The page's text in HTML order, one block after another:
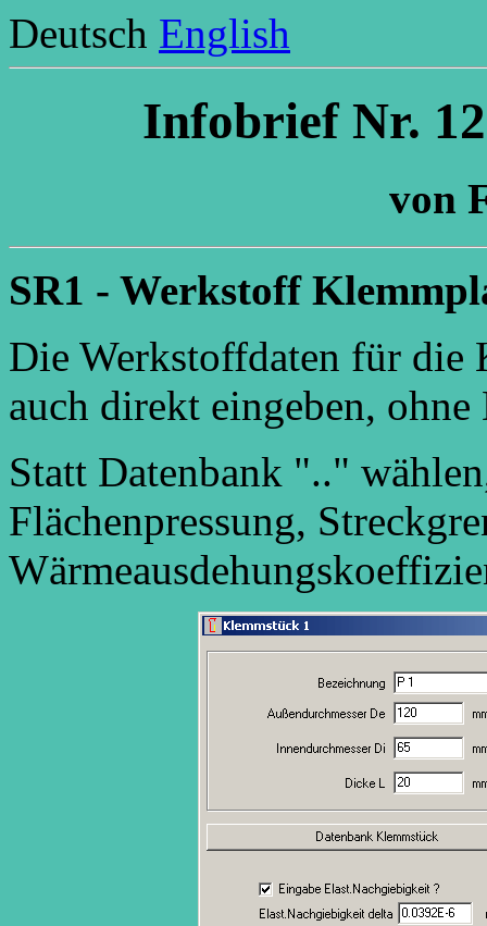
Deutsch English
Infobrief Nr.
von
SR1 - Werkstoff
Die Werkstoffdaten für die
auch direkt eingeben, ohne
Statt Datenbank ".."
Flächenpressung,